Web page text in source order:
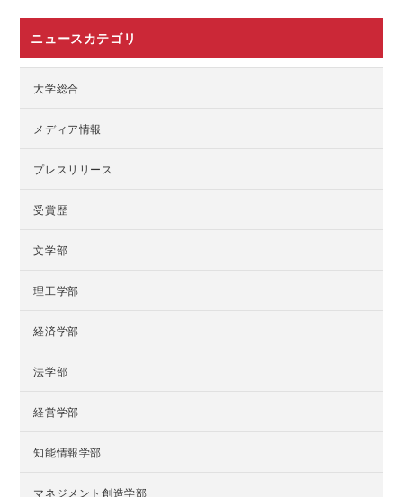
ニュースカテゴリ
大学総合
メディア情報
プレスリリース
受賞歴
文学部
理工学部
経済学部
法学部
経営学部
知能情報学部
マネジメント創造学部